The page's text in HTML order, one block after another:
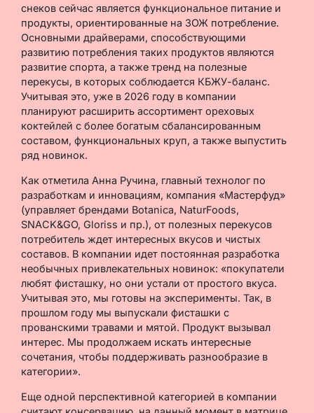
снеков сейчас является функциональное питание и
продукты, ориентированные на ЗОЖ потребление.
Основными драйверами, способствующими
развитию потребления таких продуктов являются
развитие спорта, а также тренд на полезные
перекусы, в которых соблюдается КБЖУ-баланс.
Учитывая это, уже в 2026 году в компании
планируют расширить ассортимент ореховых
коктейлей с более богатым сбалансированным
составом, функциональных круп, а также выпустить
ряд новинок.
Как отметила Анна Ручина, главный технолог по
разработкам и инновациям, компания «Мастерфуд»
(управляет брендами Botanica, NaturFoods,
SNACK&GO, Gloriss и пр.), от полезных перекусов
потребитель ждет интересных вкусов и чистых
составов. В компании идет постоянная разработка
необычных привлекательных новинок: «покупатели
любят фисташку, но они устали от простого вкуса.
Учитывая это, мы готовы на эксперименты. Так, в
прошлом году мы выпускали фисташки с
прованскими травами и мятой. Продукт вызывал
интерес. Мы продолжаем искать интересные
сочетания, чтобы поддерживать разнообразие в
категории».
Еще одной перспективной категорией в компании